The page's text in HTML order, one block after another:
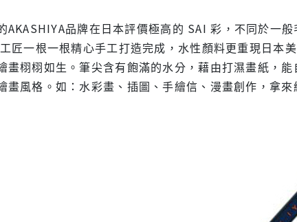
AKASHIYA品牌在日本評價極高的 SAI 彩，不同於一
匠一根一根精心手工打造完成，水性顏料更重現日本
畫栩栩如生。筆尖含有飽滿的水分，藉由打濕畫紙，
畫風格。如：水彩畫、插圖、手繪信、漫畫創作，拿來